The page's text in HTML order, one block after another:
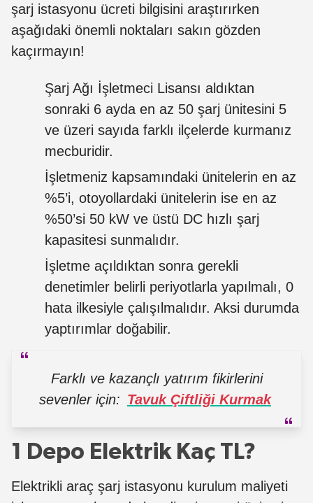
şarj istasyonu ücreti bilgisini araştırırken
aşağıdaki önemli noktaları sakın gözden
kaçırmayın!
Şarj Ağı İşletmeci Lisansı aldıktan
sonraki 6 ayda en az 50 şarj ünitesini 5
ve üzeri sayıda farklı ilçelerde kurmanız
mecburidir.
İşletmeniz kapsamındaki ünitelerin en az
%5’i, otoyollardaki ünitelerin ise en az
%50’si 50 kW ve üstü DC hızlı şarj
kapasitesi sunmalıdır.
İşletme açıldıktan sonra gerekli
denetimler belirli periyotlarla yapılmalı, 0
hata ilkesiyle çalışılmalıdır. Aksi durumda
yaptırımlar doğabilir.
Farklı ve kazançlı yatırım fikirlerini
sevenler için: Tavuk Çiftliği Kurmak
1 Depo Elektrik Kaç TL?
Elektrikli araç şarj istasyonu kurulum maliyeti